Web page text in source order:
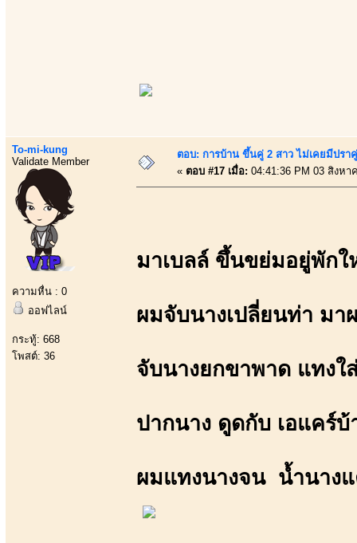
To-mi-kung
Validate Member
ความหื่น : 0
ออฟไลน์
กระทู้: 668
โพสต์: 36
ตอบ: การบ้าน ขึ้นคู่ 2 สาว ไม่เคยมีปร
« ตอบ #17 เมื่อ: 04:41:36 PM 03 สิงหา
มาเบลล์ ขึ้นขย่มอยู่พัก
ผมจับนางเปลี่ยนท่า มา
จับนางยกขาพาด แทงใ
ปากนาง ดูดกับ เอแคร์บ้
ผมแทงนางจน น้ำนางแ